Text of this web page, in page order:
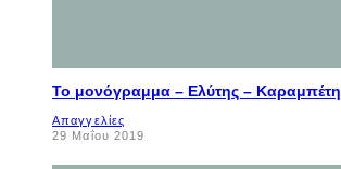
Το μονόγραμμα – Ελύτης – Καραμπέτη
Απαγγελίες
29 Μαΐου 2019